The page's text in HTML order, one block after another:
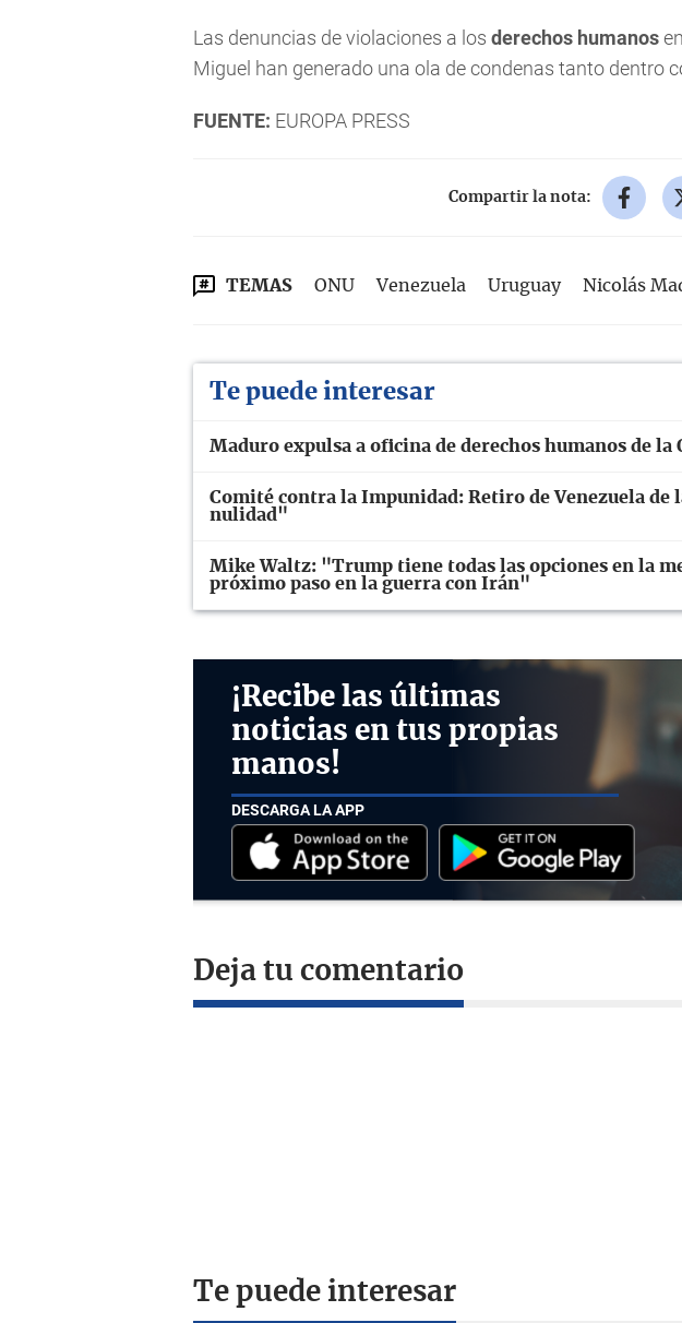
Las denuncias de violaciones a los derechos humanos
Miguel han generado una ola de condenas tanto dentro
FUENTE: EUROPA PRESS
Compartir la nota:
TEMAS ONU Venezuela Uruguay Nicolás
Te puede interesar
Maduro expulsa a oficina de derechos humanos de la
Comité contra la Impunidad: Retiro de Venezuela de
nulidad"
Mike Waltz: "Trump tiene todas las opciones en la
próximo paso en la guerra con Irán"
¡Recibe las últimas
noticias en tus propias
manos!
DESCARGA LA APP
Deja tu comentario
Te puede interesar